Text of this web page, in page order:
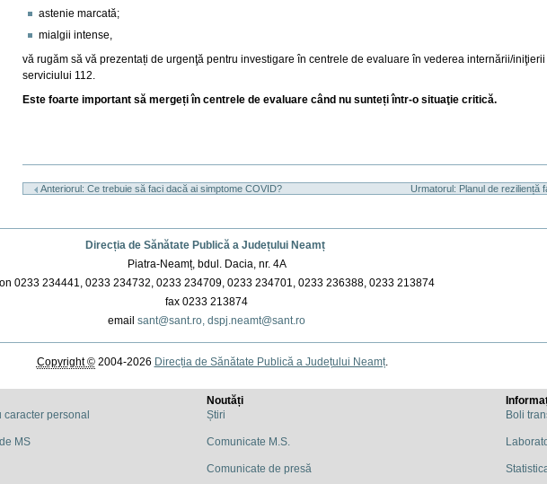
astenie marcată;
mialgii intense,
vă rugăm să vă prezentați de urgenţă pentru investigare în centrele de evaluare în vederea internării/
serviciului 112.
Este foarte important să mergeți în centrele de evaluare când nu sunteți într-o situaţie critică.
document
Anteriorul: Ce trebuie să faci dacă ai simptome COVID? Urmatorul: Planul de reziliență
Direcția de Sănătate Publică a Județului Neamț
Piatra-Neamț, bdul. Dacia, nr. 4A
0233 234441, 0233 234732, 0233 234709, 0233 234701, 0233 236388, 0233 213874
fax 0233 213874
email sant@sant.ro, dspj.neamt@sant.ro
Copyright ©2004-2026 Direcția de Sănătate Publică a Județului Neamț.
caracter personal
MS
Noutăți
Știri
Comunicate M.S.
Comunicate de presă
Boli